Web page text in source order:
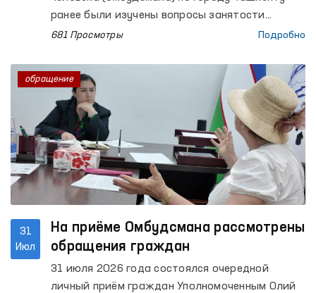
ранее были изучены вопросы занятости
осуждённых, отбывающих наказание в
производственных объектах, где они
осуществляют трудовую деятельность.
681 Просмотры Подробно
31
Июл
На приёме Омбудсмана рассмотрены
обращения граждан
31 июля 2026 года состоялся очередной
личный приём граждан Уполномоченным Олий
обращение